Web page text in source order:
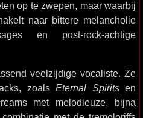
op te zwepen, maar waarbij
naar bittere melancholie
en post-rock-achtige
veelzijdige vocaliste. Ze
zoalsEternal Spiritsen
met melodieuze, bijna